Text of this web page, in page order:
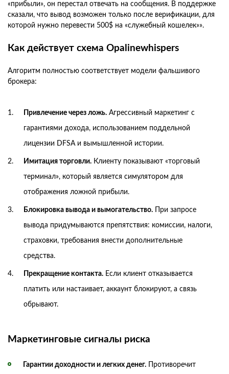
«прибыли», он перестал отвечать на сообщения. В поддержке
сказали, что вывод возможен только после верификации, для
которой нужно перевести 500$ на «служебный кошелек»».
Как действует схема Opalinewhispers
Алгоритм полностью соответствует модели фальшивого
брокера:
Привлечение через ложь. Агрессивный маркетинг с
гарантиями дохода, использованием поддельной
лицензии DFSA и вымышленной истории.
Имитация торговли. Клиенту показывают «торговый
терминал», который является симулятором для
отображения ложной прибыли.
Блокировка вывода и вымогательство. При запросе
вывода придумываются препятствия: комиссии, налоги,
страховки, требования внести дополнительные
средства.
Прекращение контакта. Если клиент отказывается
платить или настаивает, аккаунт блокируют, а связь
обрывают.
Маркетинговые сигналы риска
Гарантии доходности и легких денег. Противоречит